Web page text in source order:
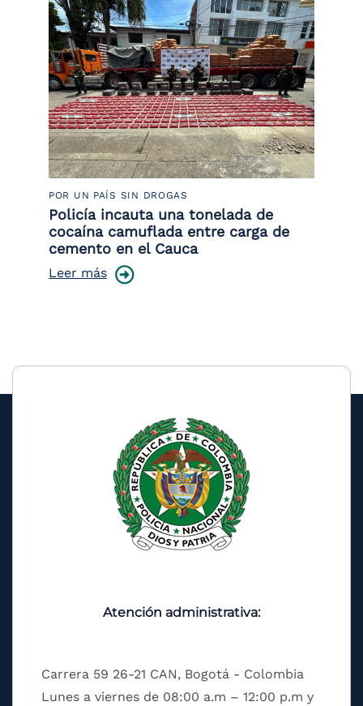
POR UN PAÍS SIN DROGAS
Policía incauta una tonelada de
cocaína camuflada entre carga de
cemento en el Cauca
Leer más
Atención administrativa:
Carrera 59 26-21 CAN, Bogotá - Colombia
Lunes a viernes de 08:00 a.m – 12:00 p.m y